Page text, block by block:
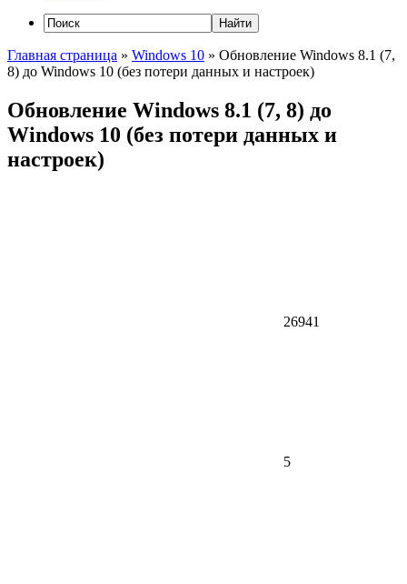
Главная страница » Windows 10 » Обновление Windows 8.1 (7,
8) до Windows 10 (без потери данных и настроек)
Обновление Windows 8.1 (7, 8) до
Windows 10 (без потери данных и
настроек)
26941
5